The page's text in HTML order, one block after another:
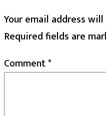
Your email address
Required fields are
Comment*